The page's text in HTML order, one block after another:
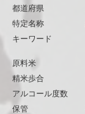
都道府県
特定名称
キーワード
原料米
精米歩合
アルコール度数
保管